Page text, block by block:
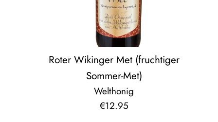
Roter Wikinger Met (fruchtiger
Sommer-Met)
Welthonig
Normaler
€12.95